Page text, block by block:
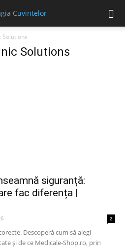
Solutions
Solutions
siguranță:
fac diferența |
2
Descoperă cum să alegi
și de ce Medicale-Shop.ro, prin